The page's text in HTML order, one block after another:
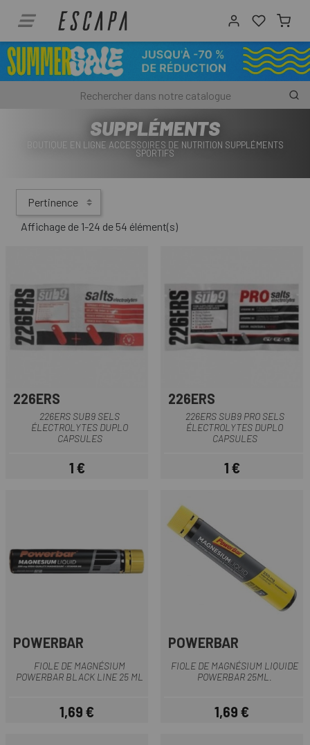
SUPPLÉMENTS
BOUTIQUE EN LIGNE ACCESSOIRES DE NUTRITION SUPPLÉMENTS
SPORTIFS
Pertinence
Affichage de 1-24 de 54 élément(s)
226ERS
226ERS SUB9 SELS
ÉLECTROLYTES DUPLO
CAPSULES
Prix
1 €
226ERS
226ERS SUB9 PRO SELS
ÉLECTROLYTES DUPLO
CAPSULES
Prix
1 €
POWERBAR
FIOLE DE MAGNÉSIUM
POWERBAR BLACK LINE 25 ML
Prix
1,69 €
POWERBAR
FIOLE DE MAGNÉSIUM LIQUIDE
POWERBAR 25ML.
Prix
1,69 €